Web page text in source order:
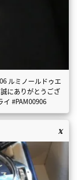
ルミノールドゥエ
にありがとうござ
#PAM00906